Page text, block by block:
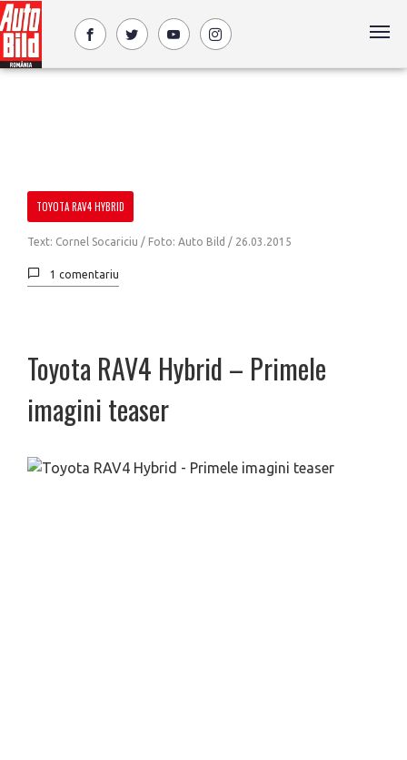
TOYOTA RAV4 HYBRID
Text: Cornel Socariciu / Foto: Auto Bild / 26.03.2015
1 comentariu
Toyota RAV4 Hybrid – Primele
imagini teaser